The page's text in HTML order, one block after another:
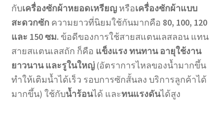
กับเครื่องซักผ้าหยอดเหรียญหรือเครื่องซักผ้าแบบ
สะดวกซักความยาวที่นิยมใช้กันมากคือ 80, 100, 120
และ 150 ซม. ข้อดีของการใช้สายสแตนเลสลอน แทน
สายสแตนเลสถัก ก็คือ แข็งแรง ทนทาน อายุใช้งาน
ยาวนาน และรูในใหญ่(อัตราการไหลของน้ำมากขึ้น
ทำให้เติมน้ำได้เร็ว รอบการซักสั้นลง บริการลูกค้าได้
มากขึ้น) ใช้กับน้ำร้อนได้ และทนแรงดันได้สูง